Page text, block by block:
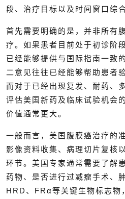
段、治疗目标以及时间窗口综
首先需要明确的是，并非所有
疗。如果患者目前处于初诊阶
已经能够提供与国际指南一致
二意见往往已经能够帮助患者
而对于已经出现复发、耐药、
评估美国新药及临床试验机会
价值通常更大。
一般而言，美国腹膜癌治疗的
影像资料收集、病理切片复核
环节。美国专家通常需要了解
药物、是否进行过减瘤手术、
HRD、FRα等关键生物标志物